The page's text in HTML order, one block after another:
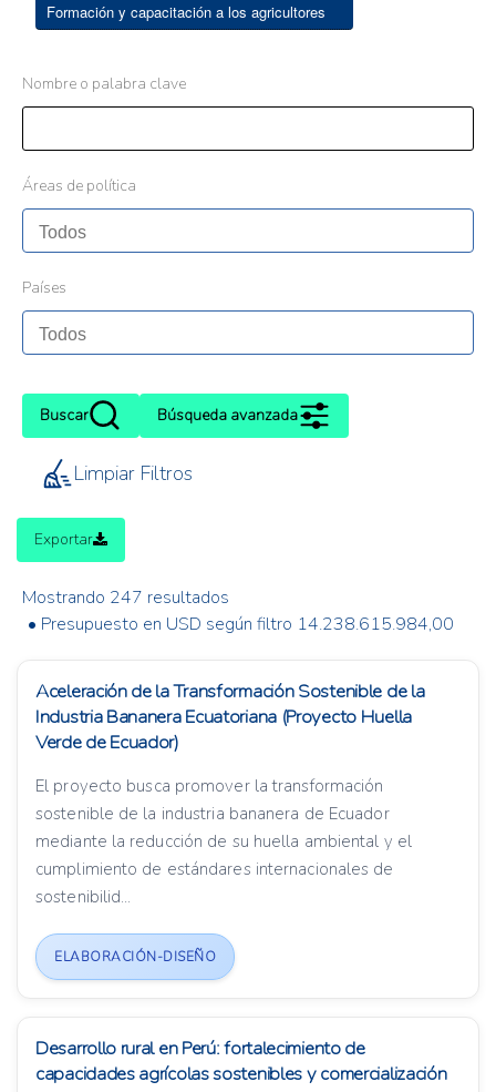
Formación y capacitación a los agricultores
Nombre o palabra clave
Áreas de política
Países
Buscar Búsqueda avanzada
Limpiar Filtros
Exportar
Mostrando 247 resultados
• Presupuesto en USD según filtro 14.238.615.984,00
Aceleración de la Transformación Sostenible de la
Industria Bananera Ecuatoriana (Proyecto Huella
Verde de Ecuador)
El proyecto busca promover la transformación
sostenible de la industria bananera de Ecuador
mediante la reducción de su huella ambiental y el
cumplimiento de estándares internacionales de
sostenibilid...
ELABORACIÓN-DISEÑO
Desarrollo rural en Perú: fortalecimiento de
capacidades agrícolas sostenibles y comercialización